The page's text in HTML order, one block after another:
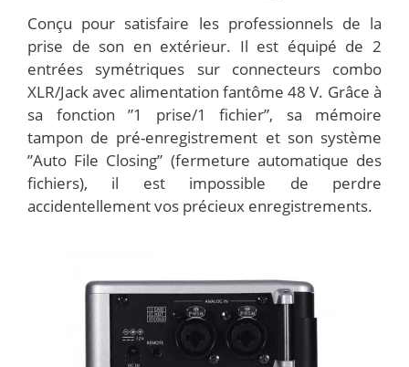
Conçu pour satisfaire les professionnels de la
prise de son en extérieur. Il est équipé de 2
entrées symétriques sur connecteurs combo
XLR/Jack avec alimentation fantôme 48 V. Grâce à
sa fonction ”1 prise/1 fichier”, sa mémoire
tampon de pré-enregistrement et son système
”Auto File Closing” (fermeture automatique des
fichiers), il est impossible de perdre
accidentellement vos précieux enregistrements.